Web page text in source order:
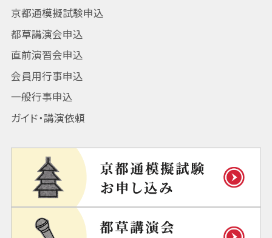
京都通模擬試験申込
都草講演会申込
直前演習会申込
会員用行事申込
一般行事申込
ガイド・講演依頼